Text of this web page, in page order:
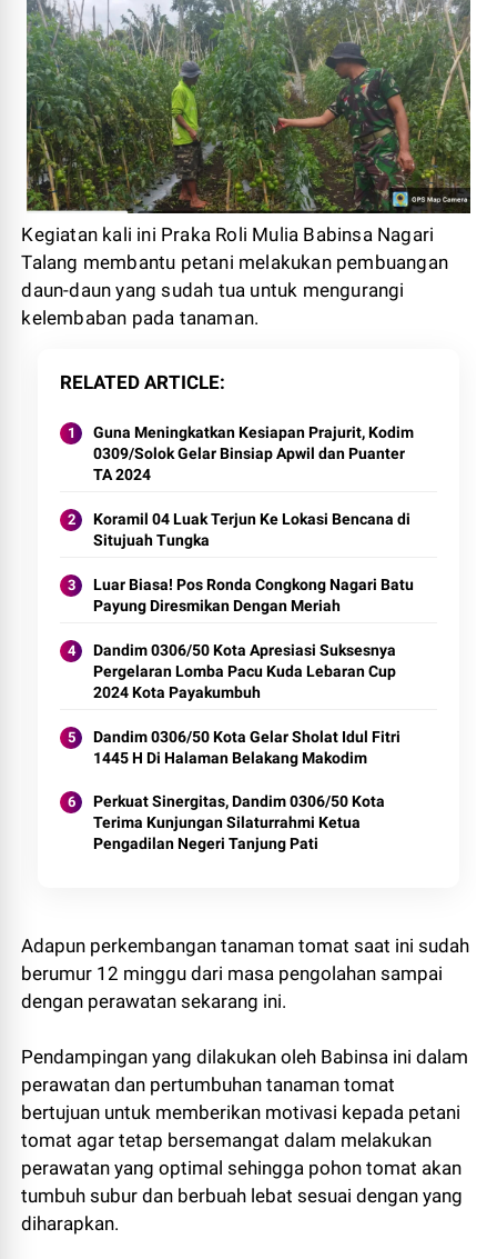
Kegiatan kali ini Praka Roli Mulia Babinsa Nagari
Talang membantu petani melakukan pembuangan
daun-daun yang sudah tua untuk mengurangi
kelembaban pada tanaman.
RELATED ARTICLE
Guna Meningkatkan Kesiapan Prajurit, Kodim
0309/Solok Gelar Binsiap Apwil dan Puanter
TA 2024
Koramil 04 Luak Terjun Ke Lokasi Bencana di
Situjuah Tungka
Luar Biasa! Pos Ronda Congkong Nagari Batu
Payung Diresmikan Dengan Meriah
Dandim 0306/50 Kota Apresiasi Suksesnya
Pergelaran Lomba Pacu Kuda Lebaran Cup
2024 Kota Payakumbuh
Dandim 0306/50 Kota Gelar Sholat Idul Fitri
1445 H Di Halaman Belakang Makodim
Perkuat Sinergitas, Dandim 0306/50 Kota
Terima Kunjungan Silaturrahmi Ketua
Pengadilan Negeri Tanjung Pati
Adapun perkembangan tanaman tomat saat ini sudah
berumur 12 minggu dari masa pengolahan sampai
dengan perawatan sekarang ini.
Pendampingan yang dilakukan oleh Babinsa ini dalam
perawatan dan pertumbuhan tanaman tomat
bertujuan untuk memberikan motivasi kepada petani
tomat agar tetap bersemangat dalam melakukan
perawatan yang optimal sehingga pohon tomat akan
tumbuh subur dan berbuah lebat sesuai dengan yang
diharapkan.